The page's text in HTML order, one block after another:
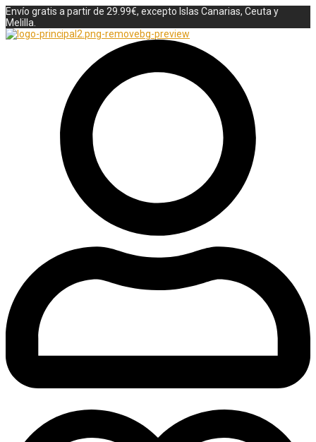
Envío gratis a partir de 29.99€, excepto Islas Canarias, Ceuta y
Melilla.